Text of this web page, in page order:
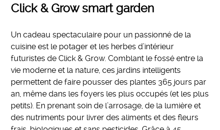
Click & Grow smart garden
Un cadeau spectaculaire pour un passionné de la
cuisine est le potager et les herbes d’intérieur
futuristes de Click & Grow. Comblant le fossé entre la
vie moderne et la nature, ces jardins intelligents
permettent de faire pousser des plantes 365 jours par
an, même dans les foyers les plus occupés (et les plus
petits). En prenant soin de l’arrosage, de la lumière et
des nutriments pour livrer des aliments et des fleurs